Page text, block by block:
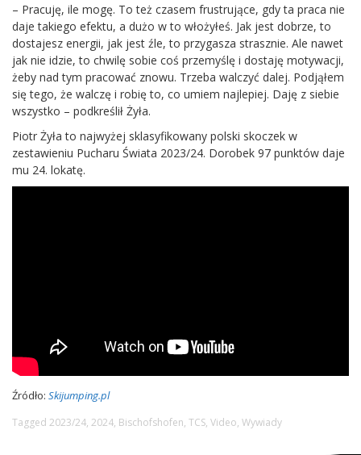
– Pracuję, ile mogę. To też czasem frustrujące, gdy ta praca nie
daje takiego efektu, a dużo w to włożyłeś. Jak jest dobrze, to
dostajesz energii, jak jest źle, to przygasza strasznie. Ale nawet
jak nie idzie, to chwilę sobie coś przemyślę i dostaję motywacji,
żeby nad tym pracować znowu. Trzeba walczyć dalej. Podjąłem
się tego, że walczę i robię to, co umiem najlepiej. Daję z siebie
wszystko – podkreślił Żyła.
Piotr Żyła to najwyżej sklasyfikowany polski skoczek w
zestawieniu Pucharu Świata 2023/24. Dorobek 97 punktów daje
mu 24. lokatę.
Źródło: Skijumping.pl
Tagged 2023/24, 2024, Bischofshofen, TCS, Video, Wywiady